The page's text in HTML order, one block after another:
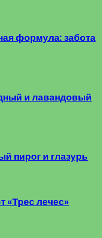
формула: забота
и лавандовый
пирог и глазурь
«Трес лечес»